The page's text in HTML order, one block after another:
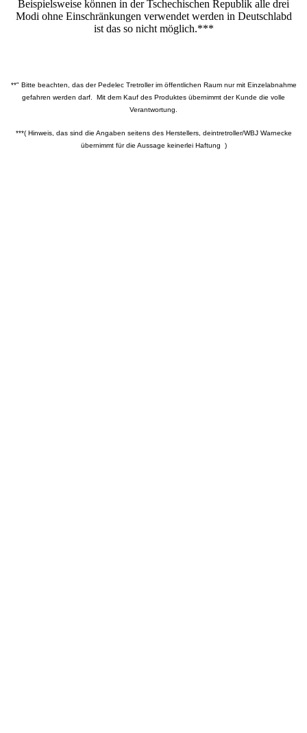
Beispielsweise können in der Tschechischen Republik alle drei
Modi ohne Einschränkungen verwendet werden in Deutschlabd
ist das so nicht möglich.***
**" Bitte beachten, das der Pedelec Tretroller im öffentlichen Raum nur mit Einzelabnahme
gefahren werden darf. Mit dem Kauf des Produktes übernimmt der Kunde die volle
Verantwortung.
***( Hinweis, das sind die Angaben seitens des Herstellers, deintretroller/WBJ Warnecke
übernimmt für die Aussage keinerlei Haftung )